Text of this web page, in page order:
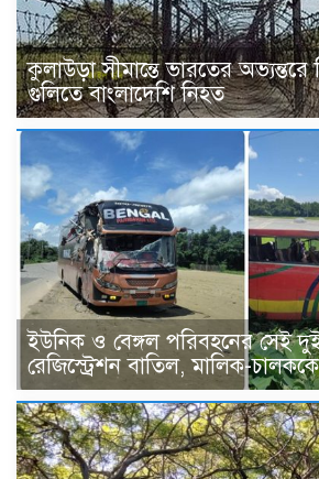
কুলাউড়া সীমান্তে ভারতের
গুলিতে বাংলাদেশি নিহত
ইউনিক ও বেঙ্গল পরিবহনের সেই
রেজিস্ট্রেশন বাতিল, মালিক-